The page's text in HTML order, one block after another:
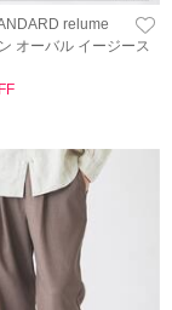
relume
オーバル イージース